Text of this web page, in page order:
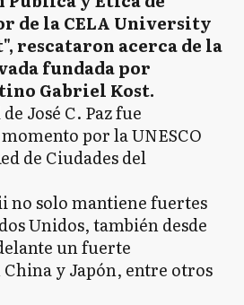
de la CELA University
rescataron acerca de la
fundada por
Gabriel Kost.
José C. Paz fue
por la UNESCO
de Ciudades del
no solo mantiene fuertes
Unidos, también desde
un fuerte
y Japón, entre otros